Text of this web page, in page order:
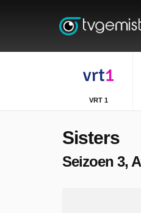
VRT 1
Sisters
Seizoen 3,